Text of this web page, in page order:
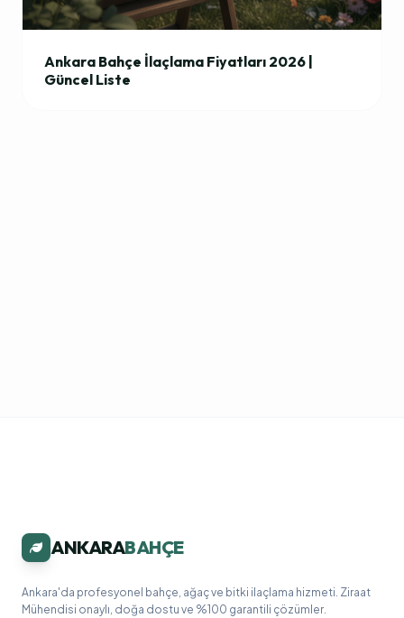
Ankara Bahçe İlaçlama Fiyatları 2026 |
Güncel Liste
ANKARABAHÇE
Ankara'da profesyonel bahçe, ağaç ve bitki ilaçlama hizmeti. Ziraat
Mühendisi onaylı, doğa dostu ve %100 garantili çözümler.